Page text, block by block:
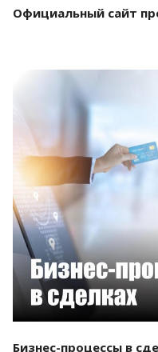
Официальный сайт
Бизнес-процессы в